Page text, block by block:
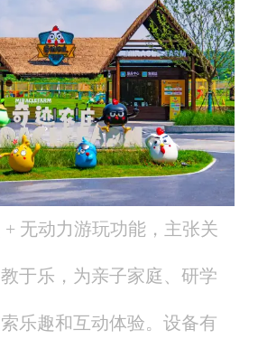
无动力游玩功能，主张关
于乐，为亲子家庭、研学
乐趣和互动体验。设备有